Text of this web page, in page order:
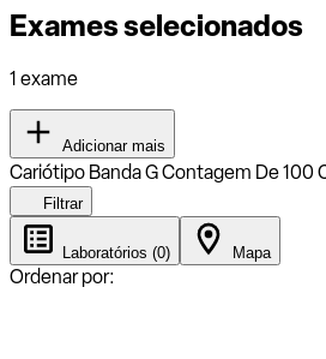
Exames selecionados
1 exame
Adicionar mais
Cariótipo Banda G Contagem De 100
Filtrar
Laboratórios (0) Mapa
Ordenar por: